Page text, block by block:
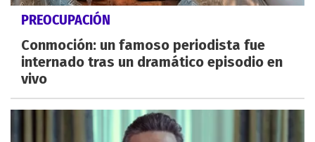
PREOCUPACIÓN
Conmoción: un famoso periodista fue
internado tras un dramático episodio en
vivo